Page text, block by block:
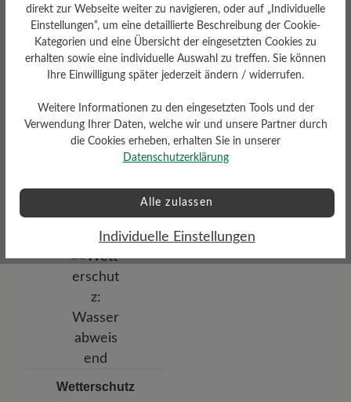
Sohlentyp
Sneaker-Sohle Herren aus
100% Naturkautschuk
Wetterschutz
direkt zur Webseite weiter zu navigieren, oder auf „Individuelle
Einstellungen“, um eine detaillierte Beschreibung der Cookie-
Kategorien und eine Übersicht der eingesetzten Cookies zu
erhalten sowie eine individuelle Auswahl zu treffen. Sie können
Ihre Einwilligung später jederzeit ändern / widerrufen.
Weitere Informationen zu den eingesetzten Tools und der
Verwendung Ihrer Daten, welche wir und unsere Partner durch
die Cookies erheben, erhalten Sie in unserer
Datenschutzerklärung
Alle zulassen
Individuelle Einstellungen